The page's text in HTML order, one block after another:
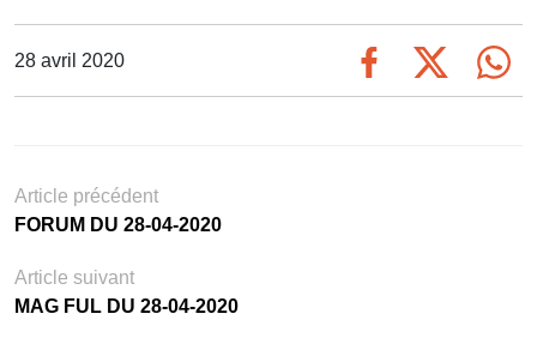
28 avril 2020
Article précédent
FORUM DU 28-04-2020
Article suivant
MAG FUL DU 28-04-2020